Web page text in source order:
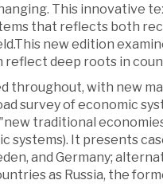
This innovative
that reflects both
new edition
reflect deep roots in
throughout, with new
survey of economic
traditional
systems). It presents
and Germany;
as Russia, the